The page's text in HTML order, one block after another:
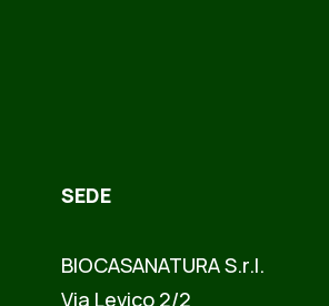
SEDE
BIOCASANATURA S.r.l.
Via Levico 2/2